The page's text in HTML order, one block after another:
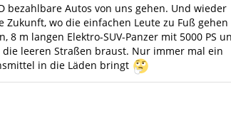
bezahlbare Autos von uns gehen. Und wieder
wo die einfachen Leute zu Fuß gehen
8 m langen Elektro-SUV-Panzer mit 5000 PS
die leeren Straßen braust. Nur immer mal ein
in die Läden bringt